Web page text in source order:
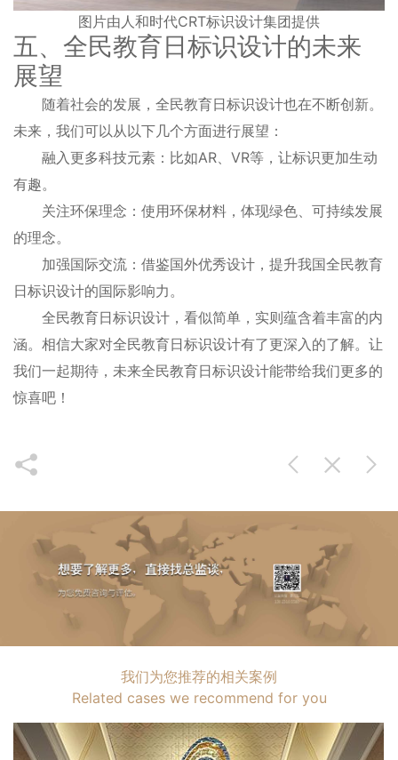
图片由人和时代CRT标识设计集团提供
五、全民教育日标识设计的未来
展望
随着社会的发展，全民教育日标识设计也在不断创新。
未来，我们可以从以下几个方面进行展望：
融入更多科技元素：比如AR、VR等，让标识更加生动
有趣。
关注环保理念：使用环保材料，体现绿色、可持续发展
的理念。
加强国际交流：借鉴国外优秀设计，提升我国全民教育
日标识设计的国际影响力。
全民教育日标识设计，看似简单，实则蕴含着丰富的内
涵。相信大家对全民教育日标识设计有了更深入的了解。让
我们一起期待，未来全民教育日标识设计能带给我们更多的
惊喜吧！
我们为您推荐的相关案例
Related cases we recommend for you